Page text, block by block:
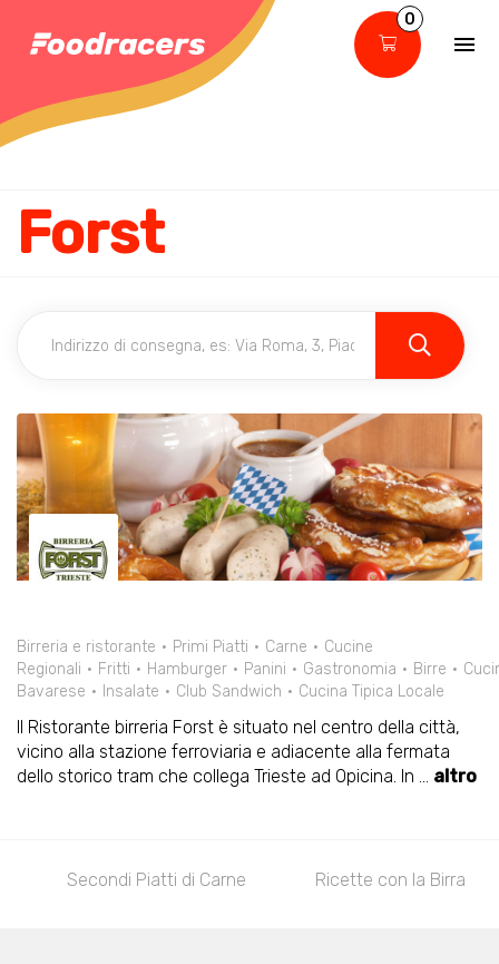
0
Forst
Birreria e ristorante Primi Piatti Carne
Cucine
Regionali
Fritti Hamburger Panini Gastronomia Birre
Bavarese
Insalate Club Sandwich Cucina Tipica Locale
Il Ristorante birreria Forst è situato nel centro della città,
vicino alla stazione ferroviaria e adiacente alla fermata
dello storico tram che collega Trieste ad Opicina. In ... altro
Ricette con la Birra Piatti Stube